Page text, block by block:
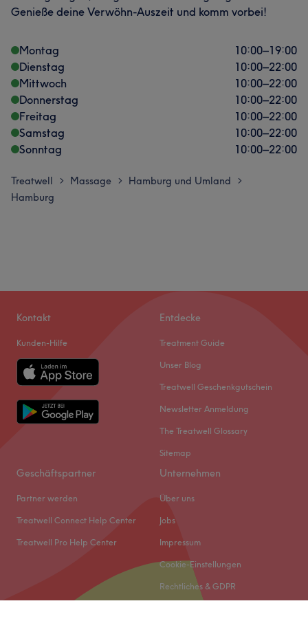
Genieße deine Verwöhn-Auszeit und komm vorbei!
Montag 10:00–19:00
Dienstag
10:00–22:00
Mittwoch
10:00–22:00
Donnerstag
10:00–22:00
Freitag
10:00–22:00
Samstag
10:00–22:00
Sonntag
10:00–22:00
Treatwell > Massage > Hamburg und Umland >
Hamburg
Kontakt
Kunden-Hilfe
Entdecke
Treatment Guide
Unser Blog
Treatwell Geschenkgutschein
Newsletter Anmeldung
The Treatwell Glossary
Sitemap
Geschäftspartner
Partner werden
Treatwell Connect Help Center
Treatwell Pro Help Center
Unternehmen
Über uns
Jobs
Impressum
Cookie-Einstellungen
Rechtliches & GDPR